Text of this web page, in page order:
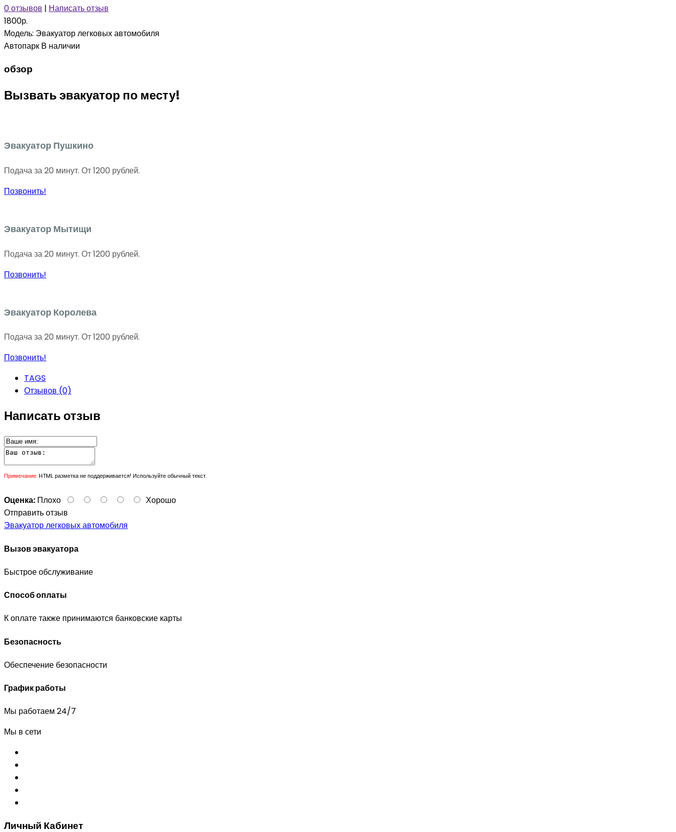
0 отзывов | Написать отзыв
1800р.
Модель: Эвакуатор легковых автомобиля
Автопарк В наличии
обзор
Вызвать эвакуатор по месту!
Эвакуатор Пушкино
Подача за 20 минут. От 1200 рублей.
Позвонить!
Эвакуатор Мытищи
Подача за 20 минут. От 1200 рублей.
Позвонить!
Эвакуатор Королева
Подача за 20 минут. От 1200 рублей.
Позвонить!
TAGS
Отзывов (0)
Написать отзыв
Примечание:HTML разметка не поддерживается! Используйте обычный текст.
Оценка: Плохо
Хорошо
Отправить отзыв
Эвакуатор легковых автомобиля
Вызов эвакуатора
Быстрое обслуживание
Способ оплаты
К оплате также принимаются банковские карты
Безопасность
Обеспечение безопасности
График работы
Мы работаем 24/7
Мы в сети
Личный Кабинет